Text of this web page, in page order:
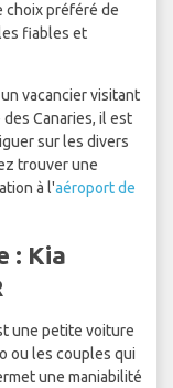
choix préféré de
fiables et
vacancier visitant
Canaries, il est
sur les divers
trouver une
à l'aéroport de
: Kia
une petite voiture
ou les couples qui
une maniabilité